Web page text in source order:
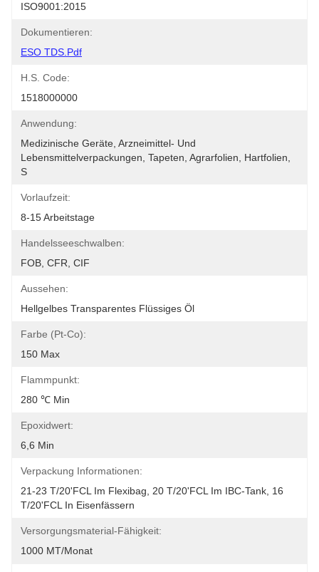
ISO9001:2015
Dokumentieren:
ESO TDS.pdf
H.S. Code:
1518000000
Anwendung:
Medizinische Geräte, Arzneimittel- Und
Lebensmittelverpackungen, Tapeten, Agrarfolien, Hartfolien,
S
Vorlaufzeit:
8-15 Arbeitstage
Handelsseeschwalben:
FOB, CFR, CIF
Aussehen:
Hellgelbes Transparentes Flüssiges Öl
Farbe (Pt-Co):
150 Max
Flammpunkt:
280 ℃ Min
Epoxidwert:
6,6 Min
Verpackung Informationen:
21-23 T/20'FCL Im Flexibag, 20 T/20'FCL Im IBC-Tank, 16
T/20'FCL In Eisenfässern
Versorgungsmaterial-Fähigkeit:
1000 MT/Monat